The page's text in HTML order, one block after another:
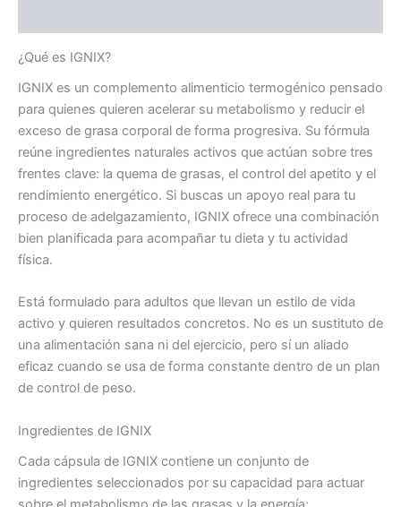
¿Qué es IGNIX?
IGNIX es un complemento alimenticio termogénico pensado
para quienes quieren acelerar su metabolismo y reducir el
exceso de grasa corporal de forma progresiva. Su fórmula
reúne ingredientes naturales activos que actúan sobre tres
frentes clave: la quema de grasas, el control del apetito y el
rendimiento energético. Si buscas un apoyo real para tu
proceso de adelgazamiento, IGNIX ofrece una combinación
bien planificada para acompañar tu dieta y tu actividad
física.
Está formulado para adultos que llevan un estilo de vida
activo y quieren resultados concretos. No es un sustituto de
una alimentación sana ni del ejercicio, pero sí un aliado
eficaz cuando se usa de forma constante dentro de un plan
de control de peso.
Ingredientes de IGNIX
Cada cápsula de IGNIX contiene un conjunto de
ingredientes seleccionados por su capacidad para actuar